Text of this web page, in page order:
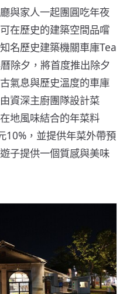
與家人一起團圓吃年夜
在歷史的建築空間品嚐
名歷史建築機關車庫Tea
除夕，將首度推出除夕
氣息與歷史溫度的車庫
資深主廚團隊設計菜
地風味結合的年菜料
10%，並提供年菜外帶預
子提供一個質感與美味